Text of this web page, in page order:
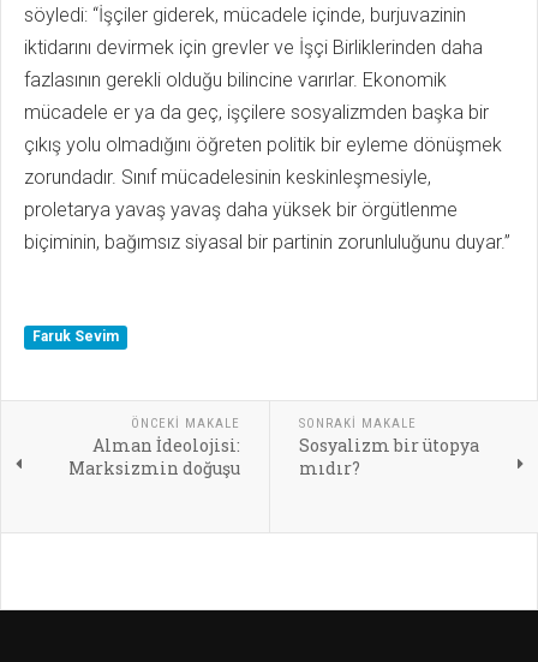
söyledi: “İşçiler giderek, mücadele içinde, burjuvazinin
iktidarını devirmek için grevler ve İşçi Birliklerinden daha
fazlasının gerekli olduğu bilincine varırlar. Ekonomik
mücadele er ya da geç, işçilere sosyalizmden başka bir
çıkış yolu olmadığını öğreten politik bir eyleme dönüşmek
zorundadır. Sınıf mücadelesinin keskinleşmesiyle,
proletarya yavaş yavaş daha yüksek bir örgütlenme
biçiminin, bağımsız siyasal bir partinin zorunluluğunu duyar.”
Faruk Sevim
ÖNCEKI MAKALE
Alman İdeolojisi:
Marksizmin doğuşu
SONRAKI MAKALE
Sosyalizm bir ütopya
mıdır?